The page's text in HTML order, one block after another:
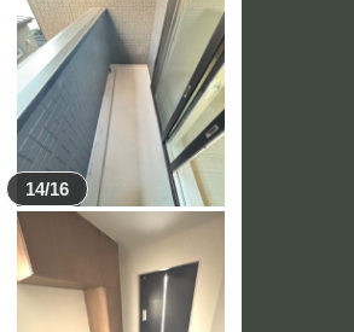
14/16